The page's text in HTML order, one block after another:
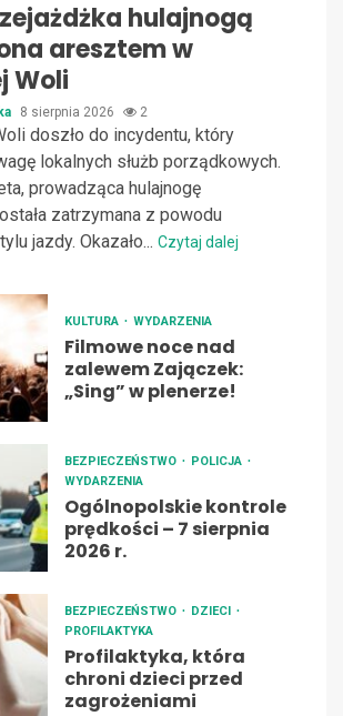
hulajnogą
aresztem w
Woli
8 sierpnia 2026 2
doszło do incydentu, który
lokalnych służb porządkowych.
prowadząca hulajnogę
zatrzymana z powodu
jazdy. Okazało... Czytaj dalej
KULTURA WYDARZENIA
Filmowe noce nad
zalewem Zajączek:
„Sing” w plenerze!
BEZPIECZEŃSTWO
POLICJA
WYDARZENIA
Ogólnopolskie kontrole
prędkości – 7 sierpnia
2026 r.
BEZPIECZEŃSTWO
DZIECI
PROFILAKTYKA
Profilaktyka, która
chroni dzieci przed
zagrożeniami